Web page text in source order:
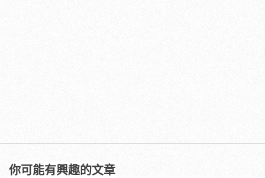
你可能有興趣的文章